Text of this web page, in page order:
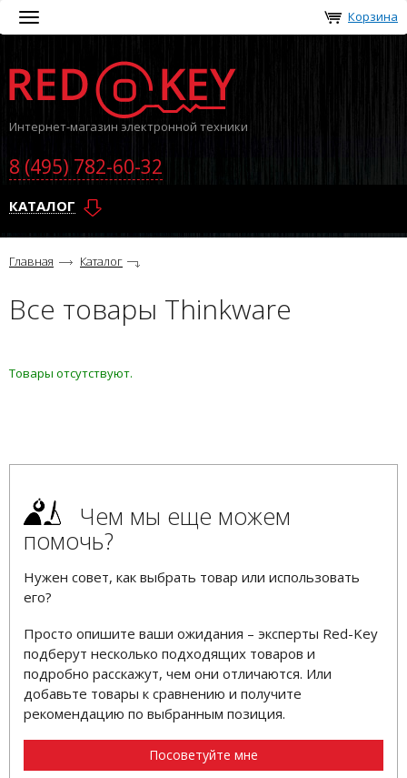
Toggle
navigation
Корзина
Интернет-магазин электронной техники
8 (495) 782-60-32
КАТАЛОГ
Главная Каталог
Все товары Thinkware
Товары отсутствуют.
Чем мы еще можем
помочь?
Нужен совет, как выбрать товар или использовать
его?
Просто опишите ваши ожидания – эксперты Red-Key
подберут несколько подходящих товаров и
подробно расскажут, чем они отличаются. Или
добавьте товары к сравнению и получите
рекомендацию по выбранным позиция.
Посоветуйте мне